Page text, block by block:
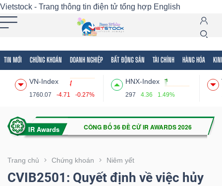
Vietstock - Trang thông tin điện tử tổng hợp English
TIN MỚI CHỨNG KHOÁN DOANH NGHIỆP BẤT ĐỘNG SẢN TÀI CHÍNH HÀNG HÓA
VN-Index
1760.07 -4.71 -0.27%
HNX-Index
297 4.36 1.49%
Trang chủ Chứng khoán Niêm yết
CVIB2501: Quyết định về việc hủy
Tất cả Tính năng Ngành Mã chứng khoán
Tính
(-)
VIETSTOCK